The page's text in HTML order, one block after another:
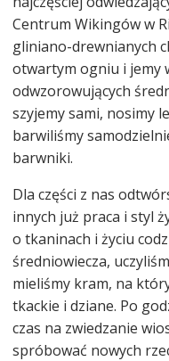
Centrum Wikingów w
gliniano-drewnianych
otwartym ogniu i jemy
odwzorowujących
szyjemy sami, nosimy
barwiliśmy
barwniki.
Dla części z nas
innych już praca i styl
o tkaninach i życiu
średniowiecza,
mieliśmy kram, na
tkackie i dziane. Po
czas na zwiedzanie
spróbować nowych